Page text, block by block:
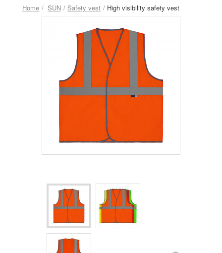
Home SUN Safety vest High visibility safety vest